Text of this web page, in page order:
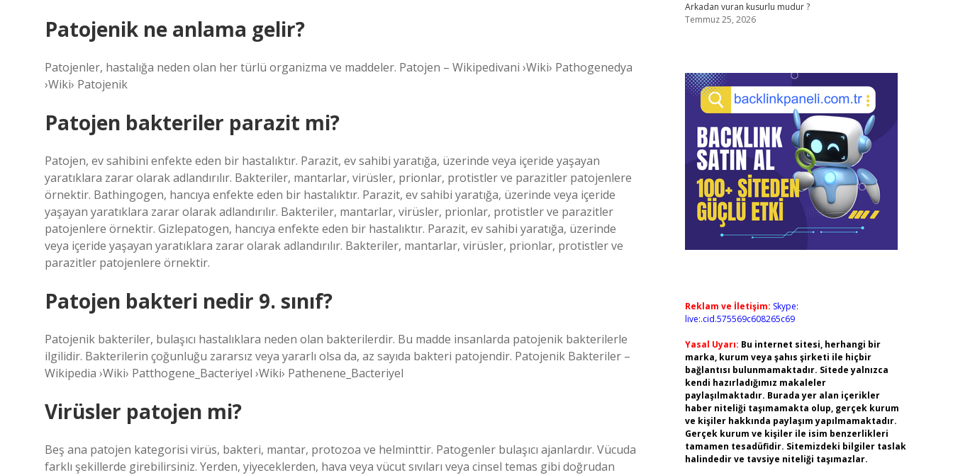
Patojenik ne anlama gelir?
Patojenler, hastalığa neden olan her türlü organizma ve maddeler. Patojen – Wikipedivani ›Wiki› Pathogenedya
›Wiki› Patojenik
Patojen bakteriler parazit mi?
Patojen, ev sahibini enfekte eden bir hastalıktır. Parazit, ev sahibi yaratığa, üzerinde veya içeride yaşayan
yaratıklara zarar olarak adlandırılır. Bakteriler, mantarlar, virüsler, prionlar, protistler ve parazitler patojenlere
örnektir. Bathingogen, hancıya enfekte eden bir hastalıktır. Parazit, ev sahibi yaratığa, üzerinde veya içeride
yaşayan yaratıklara zarar olarak adlandırılır. Bakteriler, mantarlar, virüsler, prionlar, protistler ve parazitler
patojenlere örnektir. Gizlepatogen, hancıya enfekte eden bir hastalıktır. Parazit, ev sahibi yaratığa, üzerinde
veya içeride yaşayan yaratıklara zarar olarak adlandırılır. Bakteriler, mantarlar, virüsler, prionlar, protistler ve
parazitler patojenlere örnektir.
Patojen bakteri nedir 9. sınıf?
Patojenik bakteriler, bulaşıcı hastalıklara neden olan bakterilerdir. Bu madde insanlarda patojenik bakterilerle
ilgilidir. Bakterilerin çoğunluğu zararsız veya yararlı olsa da, az sayıda bakteri patojendir. Patojenik Bakteriler –
Wikipedia ›Wiki› Patthogene_Bacteriyel ›Wiki› Pathenene_Bacteriyel
Virüsler patojen mi?
Beş ana patojen kategorisi virüs, bakteri, mantar, protozoa ve helminttir. Patogenler bulaşıcı ajanlardır. Vücuda
farklı şekillerde girebilirsiniz. Yerden, yiyeceklerden, hava veya vücut sıvıları veya cinsel temas gibi doğrudan
Arkadan vuran kusurlu mudur ?
Temmuz 25, 2026
Reklam ve İletişim: Skype:
live:.cid.575569c608265c69
Yasal Uyarı: Bu internet sitesi, herhangi bir
marka, kurum veya şahıs şirketi ile hiçbir
bağlantısı bulunmamaktadır. Sitede yalnızca
kendi hazırladığımız makaleler
paylaşılmaktadır. Burada yer alan içerikler
haber niteliği taşımamakta olup, gerçek kurum
ve kişiler hakkında paylaşım yapılmamaktadır.
Gerçek kurum ve kişiler ile isim benzerlikleri
tamamen tesadüfidir. Sitemizdeki bilgiler taslak
halindedir ve tavsiye niteliği taşımazlar.